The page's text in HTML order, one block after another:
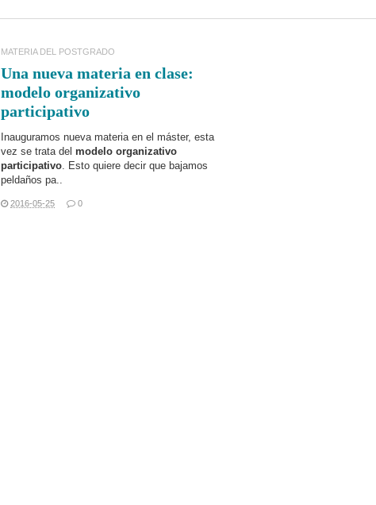
MATERIA DEL POSTGRADO
Una nueva materia en clase:
modelo organizativo
participativo
Inauguramos nueva materia en el máster, esta
vez se trata del modelo organizativo
participativo. Esto quiere decir que bajamos
peldaños pa..
2016-05-25 0